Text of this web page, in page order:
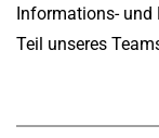
Informations- und
Teil unseres